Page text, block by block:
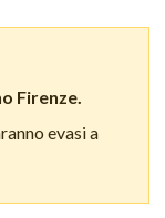
Firenze.
evasi a